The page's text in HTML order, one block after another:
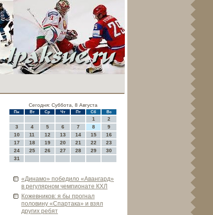
Сегодня: Суббота, 8 Августа
Пн Вт Ср Чт Пт Сб Вс
1
2
3
4 5 6 7 8
9
10
11 12 13 14 15
16
17
18 19 20 21 22
23
24
25 26 27 28 29
30
31
«Динамо» победило «Авангард»
в регулярном чемпионате КХЛ
Кожевников: я бы прогнал
половину «Спартака» и взял
других ребят